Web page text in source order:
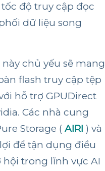
tốc độ truy cập đọc
dữ liệu song
chủ yếu sẽ mang
flash truy cập tệp
hỗ trợ GPUDirect
Các nhà cung
Storage ( AIRI ) và
để tận dụng điều
hội trong lĩnh vực AI